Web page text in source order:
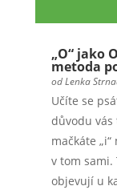
„O“ jako
metoda
odLenka
Učíte se
důvodu vás
mačkáte „i“
v tom sami.
objevují u